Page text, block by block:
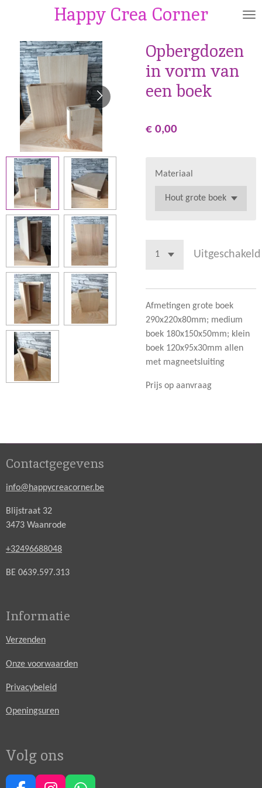
naar
hoofdinhoud
Happy Crea Corner
Opbergdozen
in vorm van
een boek
€ 0,00
Materiaal
Uitgeschakeld
Afmetingen grote boek
290x220x80mm; medium
boek 180x150x50mm; klein
boek 120x95x30mm allen
met magneetsluiting
Prijs op aanvraag
Contactgegevens
info@happycreacorner.be
Blijstraat 32
3473 Waanrode
+32496688048
BE 0639.597.313
Informatie
Verzenden
Onze voorwaarden
Privacybeleid
Openingsuren
Volg ons